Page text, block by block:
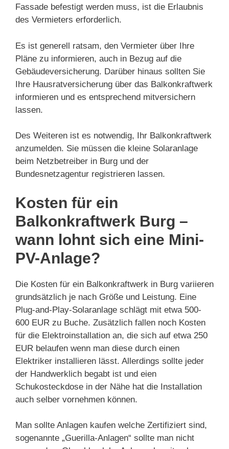
Fassade befestigt werden muss, ist die Erlaubnis
des Vermieters erforderlich.
Es ist generell ratsam, den Vermieter über Ihre
Pläne zu informieren, auch in Bezug auf die
Gebäudeversicherung. Darüber hinaus sollten Sie
Ihre Hausratversicherung über das Balkonkraftwerk
informieren und es entsprechend mitversichern
lassen.
Des Weiteren ist es notwendig, Ihr Balkonkraftwerk
anzumelden. Sie müssen die kleine Solaranlage
beim Netzbetreiber in Burg und der
Bundesnetzagentur registrieren lassen.
Kosten für ein
Balkonkraftwerk Burg –
wann lohnt sich eine Mini-
PV-Anlage?
Die Kosten für ein Balkonkraftwerk in Burg variieren
grundsätzlich je nach Größe und Leistung. Eine
Plug-and-Play-Solaranlage schlägt mit etwa 500-
600 EUR zu Buche. Zusätzlich fallen noch Kosten
für die Elektroinstallation an, die sich auf etwa 250
EUR belaufen wenn man diese durch einen
Elektriker installieren lässt. Allerdings sollte jeder
der Handwerklich begabt ist und eien
Schukosteckdose in der Nähe hat die Installation
auch selber vornehmen können.
Man sollte Anlagen kaufen welche Zertifiziert sind,
sogenannte „Guerilla-Anlagen“ sollte man nicht